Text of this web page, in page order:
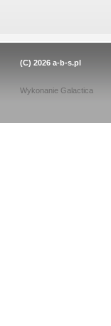
(C) 2026 a-b-s.pl
Wykonanie Galactica